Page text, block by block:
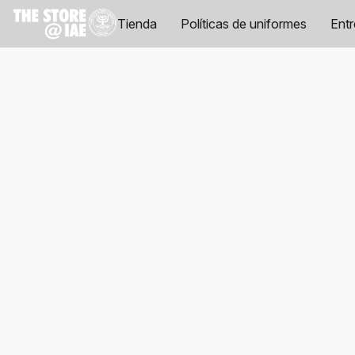
Tienda Políticas de uniformes